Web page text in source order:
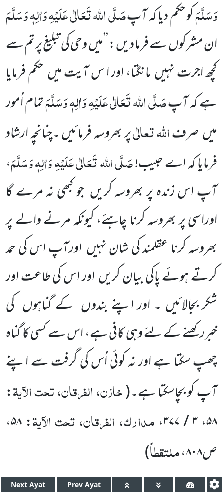
وَسَلَّمَکو حکم دیا کہ آپصَلَّی اللہ تَعَالٰی عَلَیْہِ وَاٰلِہٖ وَسَلَّمَ
ان مشرکوں سے فرما دیں : ’’میں وحی کی تبلیغ پر تم سے
کچھ اجرت نہیں مانگتا، اور ا س آیت میں حکم فرمایا
ہے کہ آپصَلَّی اللہ تَعَالٰی عَلَیْہِ وَاٰلِہٖ وَسَلَّمَتمام اُمور
میں صرفاللہتعالٰیپر بھروسہ فرمائیں ۔چنانچہ ارشاد
فرمایا کہ اے حبیب!صَلَّی اللہ تَعَالٰی عَلَیْہِ وَاٰلِہٖ وَسَلَّمَ،
آپ اس زندہ پر بھروسہ کریں جو کبھی نہ مرے گا
اوراسی پر بھروسہ کرنا چاہئے، کیونکہ مرنے والے پر
بھروسہ کرنا عقلمند کی شان نہیں اورآپ اس کی حمد
کرتے ہوئے پاکی بیان کریں اور اس کی طاعت اور
شکر بجالائیں ۔ اور اپنے بندوں کے گناہوں کی
خبررکھنے کے لئے وہی کافی ہے، اس سے کسی کا گناہ
چھپ سکتا ہے اور نہ کوئی اُس کی گرفت سے اپنے
آپ کو بچاسکتا ہے۔(خازن، الفرقان، تحت الآیۃ:
۵۸،۳ / ۳۷۷ ، مدارک، الفرقان، تحت الآیۃ:۵۸،
ص۸۰۸،ملتقطاً)
Next Ayat Prev Ayat